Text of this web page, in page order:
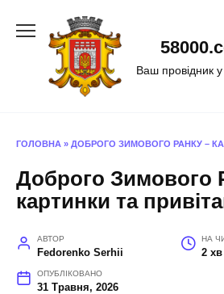
Ваш провідник у
ГОЛОВНА » ДОБРОГО ЗИМОВОГО РАНКУ –
Доброго Зимового
картинки та
АВТОР
Fedorenko Serhii
НА
2 хв
ОПУБЛІКОВАНО
31 Травня, 2026